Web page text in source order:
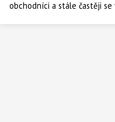
obchodníci a stále častěji
či kadeřníka. Poté přišla éra